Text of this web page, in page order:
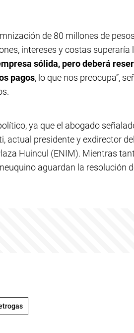
de 80 millones de
intereses y costas superaría
sólida, pero deberá
pagos, lo que nos preocupa”,
ya que el abogado
actual presidente y exdirector
Huincul (ENIM). Mientras
aguardan la resolución